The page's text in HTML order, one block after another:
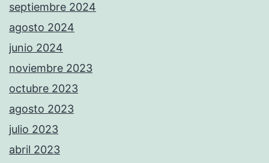
septiembre 2024
agosto 2024
junio 2024
noviembre 2023
octubre 2023
agosto 2023
julio 2023
abril 2023